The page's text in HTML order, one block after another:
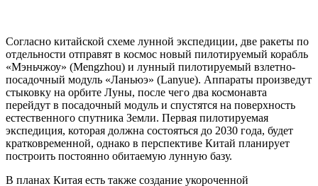
Согласно китайской схеме лунной экспедиции, две ракеты по
отдельности отправят в космос новый пилотируемый корабль
«Мэньчжоу» (Mengzhou) и лунный пилотируемый взлетно-
посадочный модуль «Ланьюэ» (Lanyue). Аппараты произведут
стыковку на орбите Луны, после чего два космонавта
перейдут в посадочный модуль и спустятся на поверхность
естественного спутника Земли. Первая пилотируемая
экспедиция, которая должна состояться до 2030 года, будет
кратковременной, однако в перспективе Китай планирует
построить постоянно обитаемую лунную базу.
В планах Китая есть также создание укороченной